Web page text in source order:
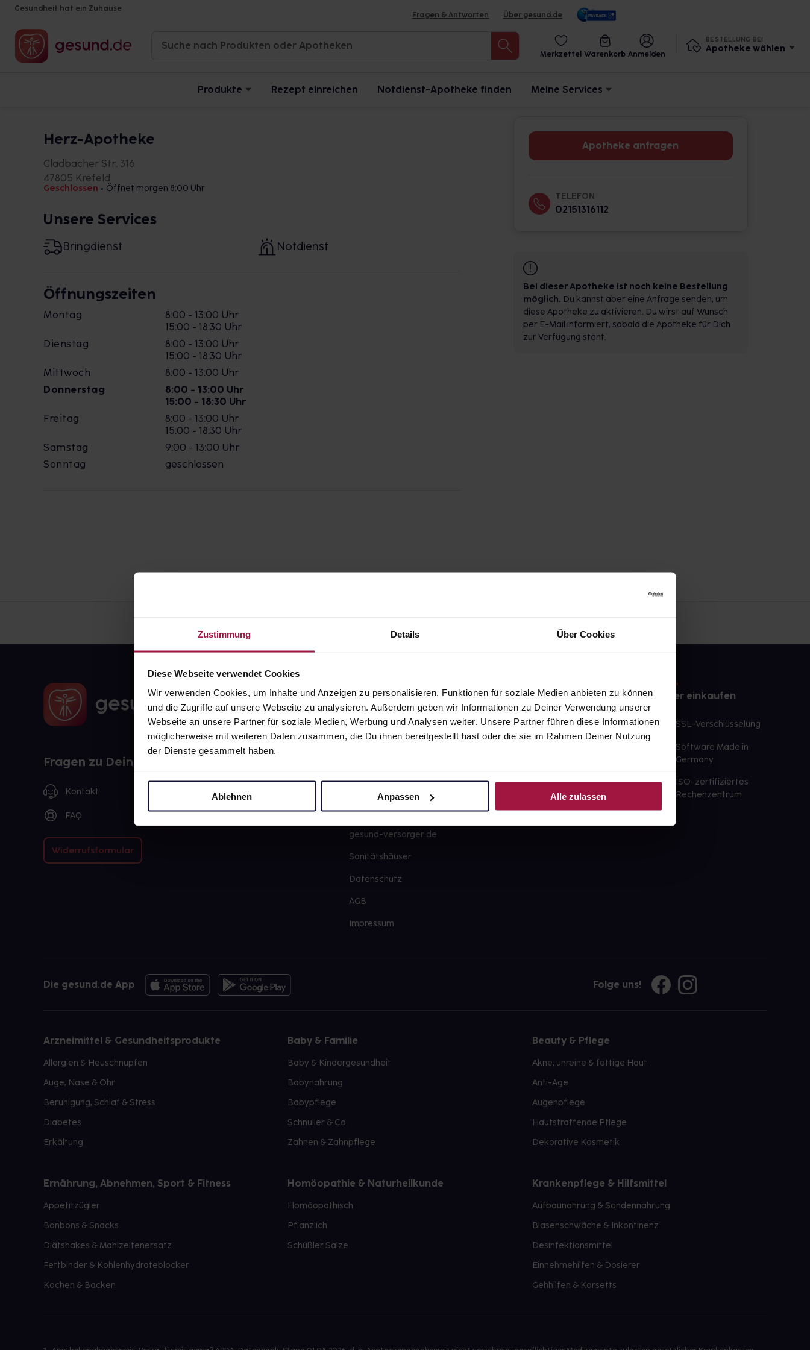
Zustimmung Details Über Cookies
Diese Webseite verwendet Cookies
Wir verwenden Cookies, um Inhalte und Anzeigen zu personalisieren, Funktionen für soziale Medien anbieten zu können
und die Zugriffe auf unsere Webseite zu analysieren. Außerdem geben wir Informationen zu Deiner Verwendung unserer
Webseite an unsere Partner für soziale Medien, Werbung und Analysen weiter. Unsere Partner führen diese Informationen
möglicherweise mit weiteren Daten zusammen, die Du ihnen bereitgestellt hast oder die sie im Rahmen Deiner Nutzung
der Dienste gesammelt haben.
Ablehnen Anpassen Alle zulassen
Gesundheit hat ein Zuhause
Fragen & Antworten Über gesund.de
Merkzettel Warenkorb Anmelden
BESTELLUNG BEI
Apotheke wählen
Produkte Rezept einreichen Notdienst-Apotheke finden Meine Services
Herz-Apotheke
Gladbacher Str. 316
47805 Krefeld
Geschlossen • Öffnet morgen 8:00 Uhr
Unsere Services
Bringdienst Notdienst
Öffnungszeiten
Montag
8:00 - 13:00 Uhr
15:00 - 18:30 Uhr
Dienstag
8:00 - 13:00 Uhr
15:00 - 18:30 Uhr
Mittwoch
8:00 - 13:00 Uhr
Donnerstag
8:00 - 13:00 Uhr
15:00 - 18:30 Uhr
Freitag
8:00 - 13:00 Uhr
15:00 - 18:30 Uhr
Samstag
9:00 - 13:00 Uhr
Sonntag
geschlossen
Apotheke anfragen
TELEFON
02151316112
Bei dieser Apotheke ist noch keine Bestellung
möglich. Du kannst aber eine Anfrage senden, um
diese Apotheke zu aktivieren. Du wirst auf Wunsch
per E-Mail informiert, sobald die Apotheke für Dich
zur Verfügung steht.
Fragen zu Deiner Bestellung?
Kontakt
FAQ
Widerrufsformular
gesund.de
Über uns
PAYBACK
gesund-versorger.de
Sanitätshäuser
Datenschutz
AGB
Impressum
Unsere Vorteile
Ausgewählte Wunschprodukte
sofort abholbereit
Freie Wahl der Apotheke
Sicher einkaufen
SSL-Verschlüsselung
Software Made in
Germany
ISO-zertifiziertes
Rechenzentrum
Die gesund.de App Folge uns!
Arzneimittel & Gesundheitsprodukte
Allergien & Heuschnupfen
Auge, Nase & Ohr
Beruhigung, Schlaf & Stress
Diabetes
Erkältung
Baby & Familie
Baby & Kindergesundheit
Babynahrung
Babypflege
Schnuller & Co.
Zahnen & Zahnpflege
Beauty & Pflege
Akne, unreine & fettige Haut
Anti-Age
Augenpflege
Hautstraffende Pflege
Dekorative Kosmetik
Ernährung, Abnehmen, Sport & Fitness
Appetitzügler
Bonbons & Snacks
Diätshakes & Mahlzeitenersatz
Fettbinder & Kohlenhydrateblocker
Kochen & Backen
Homöopathie & Naturheilkunde
Homöopathisch
Pflanzlich
Schüßler Salze
Krankenpflege & Hilfsmittel
Aufbaunahrung & Sondennahrung
Blasenschwäche & Inkontinenz
Desinfektionsmittel
Einnehmehilfen & Dosierer
Gehhilfen & Korsetts